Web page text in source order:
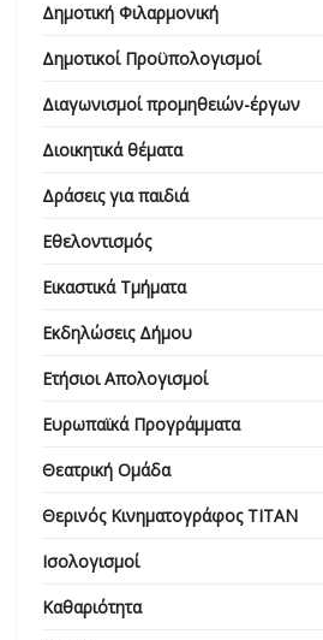
Δημοτική Φιλαρμονική
Δημοτικοί Προϋπολογισμοί
Διαγωνισμοί προμηθειών-έργων
Διοικητικά θέματα
Δράσεις για παιδιά
Εθελοντισμός
Εικαστικά Τμήματα
Εκδηλώσεις Δήμου
Ετήσιοι Απολογισμοί
Ευρωπαϊκά Προγράμματα
Θεατρική Ομάδα
Θερινός Κινηματογράφος ΤΙΤΑΝ
Ισολογισμοί
Καθαριότητα